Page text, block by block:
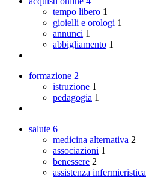
tempo libero 1
gioielli e orologi 1
annunci 1
abbigliamento 1
formazione 2
istruzione 1
pedagogia 1
salute 6
medicina alternativa 2
associazioni 1
benessere 2
assistenza infermieristica